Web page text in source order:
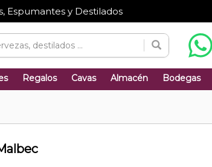
Espumantes y Destilados
Regalos Cavas Almacén Bodegas